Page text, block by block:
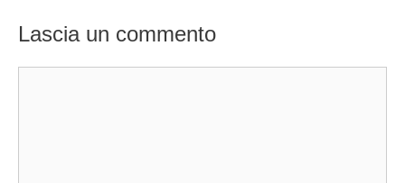
Lascia un commento